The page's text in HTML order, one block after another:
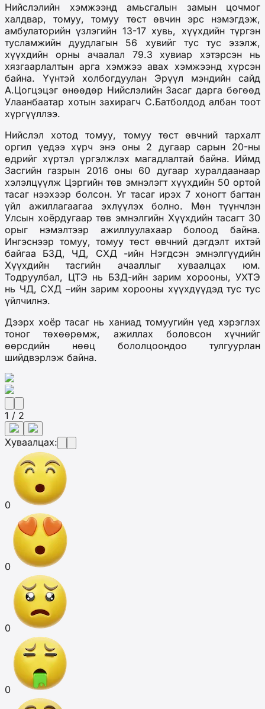
Нийслэлийн хэмжээнд амьсгалын замын цочмог
халдвар, томуу, томуу төст өвчин эрс нэмэгдэж,
амбулаторийн үзлэгийн 13-17 хувь, хүүхдийн түргэн
тусламжийн дуудлагын 56 хувийг тус тус эзэлж,
хүүхдийн орны ачаалал 79.3 хувиар хэтэрсэн нь
хязгаарлалтын арга хэмжээ авах хэмжээнд хүрсэн
байна. Үүнтэй холбогдуулан Эрүүл мэндийн сайд
А.Цогцэцэг өнөөдөр Нийслэлийн Засаг дарга бөгөөд
Улаанбаатар хотын захирагч С.Батболдод албан тоот
хүргүүллээ.
Нийслэл хотод томуу, томуу төст өвчний тархалт
оргил үедээ хүрч энэ оны 2 дугаар сарын 20-ны
өдрийг хүртэл үргэлжлэх магадлалтай байна. Иймд
Засгийн газрын 2016 оны 60 дугаар хуралдаанаар
хэлэлцүүлж Цэргийн төв эмнэлэгт хүүхдийн 50 ортой
тасаг нээхээр болсон. Уг тасаг ирэх 7 хоногт багтан
үйл ажиллагаагаа эхлүүлэх болно. Мөн түүнчлэн
Улсын хоёрдугаар төв эмнэлгийн Хүүхдийн тасагт 30
орыг нэмэлтээр ажиллуулахаар болоод байна.
Ингэснээр томуу, томуу төст өвчний дэгдэлт ихтэй
байгаа БЗД, ЧД, СХД -ийн Нэгдсэн эмнэлгүүдийн
Хүүхдийн тасгийн ачааллыг хуваалцах юм.
Тодруулбал, ЦТЭ нь БЗД-ийн зарим хорооны, УХТЭ
нь ЧД, СХД –ийн зарим хорооны хүүхдүүдэд тус тус
үйлчилнэ.
Дээрх хоёр тасаг нь ханиад томуугийн үед хэрэглэх
тоног төхөөрөмж, ажиллах боловсон хүчнийг
өөрсдийн нөөц бололцоондоо тулгуурлан
шийдвэрлэж байна.
1 / 2
Хуваалцах:
0
0
0
0